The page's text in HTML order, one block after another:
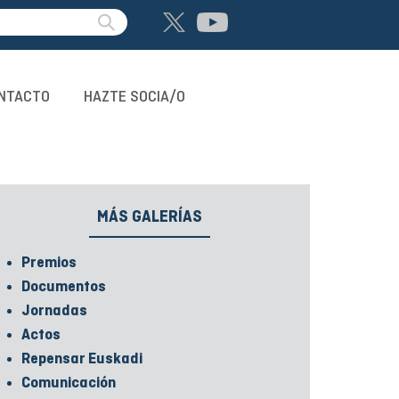
HAZTE SOCIA/O
MÁS GALERÍAS
Premios
Documentos
Jornadas
Actos
Repensar Euskadi
Comunicación